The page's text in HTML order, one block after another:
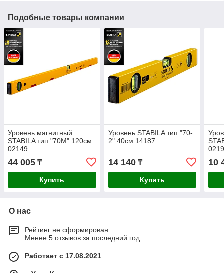
Подобные товары компании
Уровень магнитный
STABILA тип "70М" 120см
02149
44 005 ₸
Купить
Уровень STABILA тип "70-
2" 40см 14187
14 140₸
Купить
10
О нас
Рейтинг не сформирован
Менее 5 отзывов за последний год
Работает с 17.08.2021